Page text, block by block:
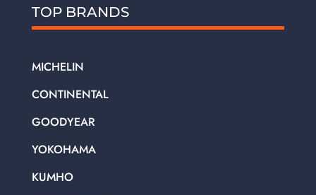
TOP BRANDS
MICHELIN
CONTINENTAL
GOODYEAR
YOKOHAMA
KUMHO